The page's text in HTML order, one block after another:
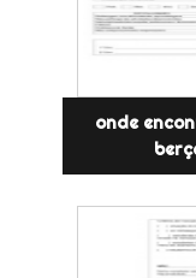
onde